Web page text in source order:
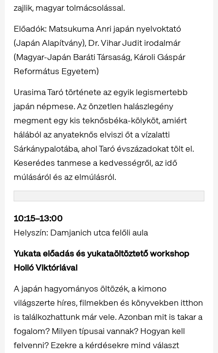
zajlik, magyar tolmácsolással.
Előadók: Matsukuma Anri japán nyelvoktató
(Japán Alapítvány), Dr. Vihar Judit irodalmár
(Magyar-Japán Baráti Társaság, Károli Gáspár
Református Egyetem)
Urasima Taró története az egyik legismertebb
japán népmese. Az önzetlen halászlegény
megment egy kis teknősbéka-kölyköt, amiért
hálából az anyateknős elviszi őt a vízalatti
Sárkánypalotába, ahol Taró évszázadokat tölt el.
Keserédes tanmese a kedvességről, az idő
múlásáról és az elmúlásról.
10:15–13:00
Helyszín: Damjanich utca felőli aula
Yukata előadás és yukataöltöztető workshop
Holló Viktóriával
A japán hagyományos öltözék, a kimono
világszerte híres, filmekben és könyvekben itthon
is találkozhattunk már vele. Azonban mit is takar a
fogalom? Milyen típusai vannak? Hogyan kell
felvenni? Ezekre a kérdésekre mind választ